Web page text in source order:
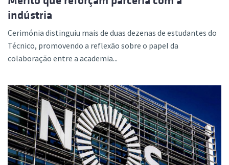
indústria
Cerimónia distinguiu mais de duas dezenas de estudantes do
Técnico, promovendo a reflexão sobre o papel da
colaboração entre a academia...